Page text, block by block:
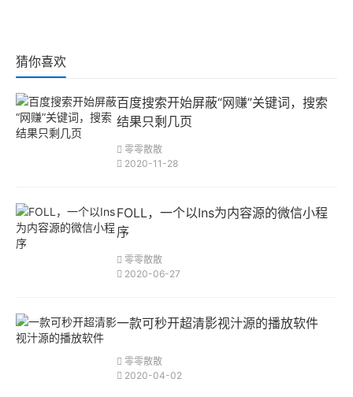
猜你喜欢
百度搜索开始屏蔽“网赚”关键词，搜索
结果只剩几页
零零散散
2020-11-28
FOLL，一个以Ins为内容源的微信小程
序
零零散散
2020-06-27
一款可秒开超清影视汁源的播放软件
零零散散
2020-04-02